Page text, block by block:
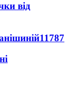
від
11787